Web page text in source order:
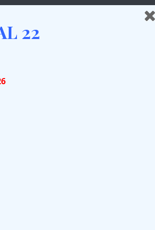
CONTATTI
DEGUSTAZIONE
22